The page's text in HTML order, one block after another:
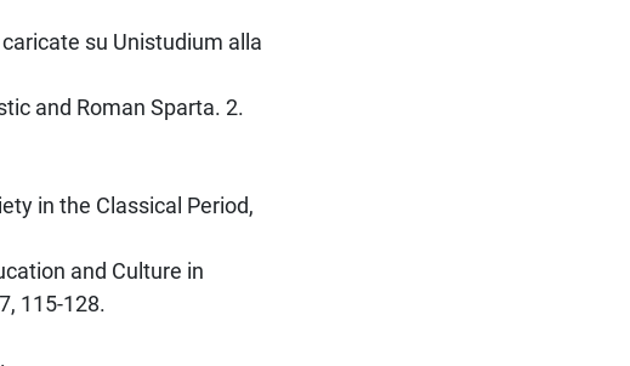
su Unistudium alla
and Roman Sparta. 2.
in the Classical Period,
and Culture in
115-128.